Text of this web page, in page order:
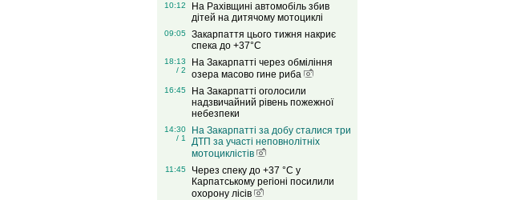
10:12
На Рахівщині автомобіль збив
дітей на дитячому мотоциклі
09:05
Закарпаття цього тижня накриє
спека до +37°C
18:13
/ 2
На Закарпатті через обміління
озера масово гине риба
16:45
На Закарпатті оголосили
надзвичайний рівень пожежної
небезпеки
14:30
/ 1
На Закарпатті за добу сталися три
ДТП за участі неповнолітніх
мотоциклістів
11:45
Через спеку до +37 °C у
Карпатському регіоні посилили
охорону лісів